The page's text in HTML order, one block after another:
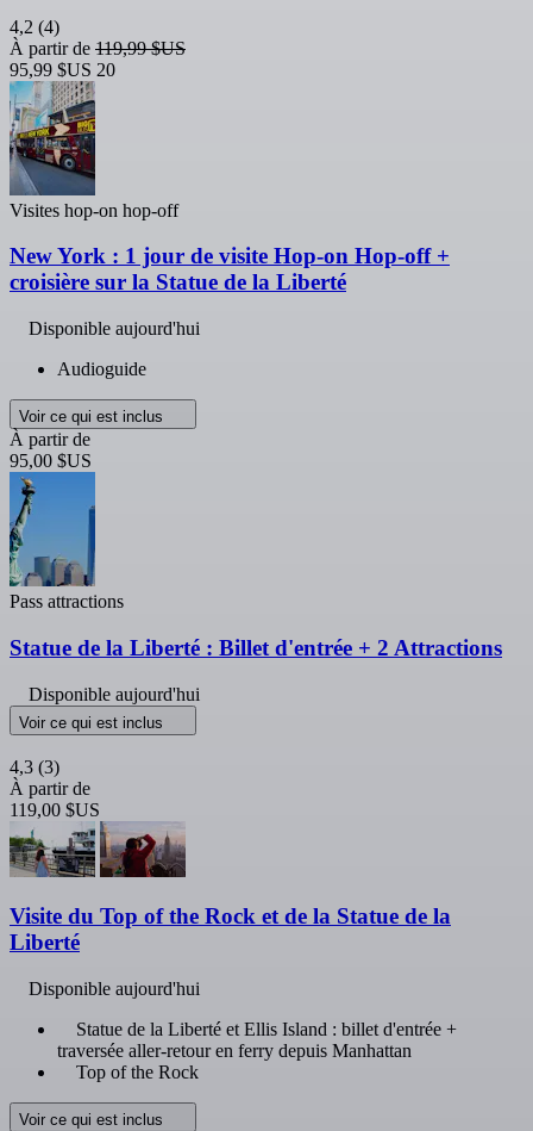
4,2 (4)
À partir de 119,99 $US
95,99 $US 20
Visites hop-on hop-off
New York : 1 jour de visite Hop-on Hop-off +
croisière sur la Statue de la Liberté
Disponible aujourd'hui
Audioguide
Voir ce qui est inclus
À partir de
95,00 $US
Pass attractions
Statue de la Liberté : Billet d'entrée + 2 Attractions
Disponible aujourd'hui
Voir ce qui est inclus
4,3 (3)
À partir de
119,00 $US
Visite du Top of the Rock et de la Statue de la
Liberté
Disponible aujourd'hui
Statue de la Liberté et Ellis Island : billet d'entrée +
traversée aller-retour en ferry depuis Manhattan
Top of the Rock
Voir ce qui est inclus